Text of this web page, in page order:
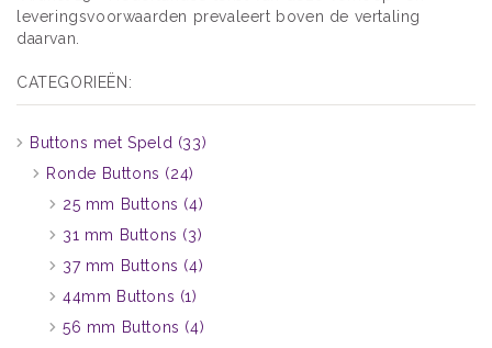
leveringsvoorwaarden prevaleert boven de vertaling
daarvan.
CATEGORIEËN:
Buttons met Speld (33)
Ronde Buttons (24)
25 mm Buttons (4)
31 mm Buttons (3)
37 mm Buttons (4)
44mm Buttons (1)
56 mm Buttons (4)